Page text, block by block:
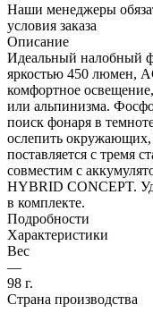
Наши менеджеры
условия заказа
Описание
Идеальный налобный
яркостью 450 люмен,
комфортное
или альпинизма.
поиск фонаря в
ослепить окружающих,
поставляется с тремя
совместим с
HYBRID CONCEPT.
в комплекте.
Подробности
Характеристики
Вес
—
98 г.
Страна производства